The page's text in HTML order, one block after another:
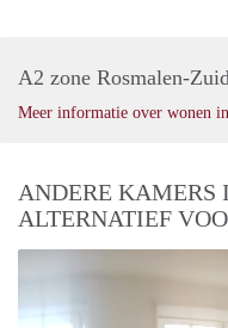
A2 zone Rosmalen-
Meer informatie over wonen
ANDERE KAMERS
ALTERNATIEF